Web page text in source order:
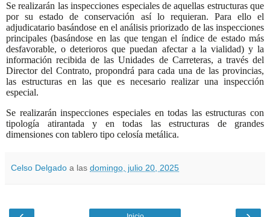
Se realizarán las inspecciones especiales de aquellas estructuras que
por su estado de conservación así lo requieran. Para ello el
adjudicatario basándose en el análisis priorizado de las inspecciones
principales (basándose en las que tengan el índice de estado más
desfavorable, o deterioros que puedan afectar a la vialidad) y la
información recibida de las Unidades de Carreteras, a través del
Director del Contrato, propondrá para cada una de las provincias,
las estructuras en las que es necesario realizar una inspección
especial.
Se realizarán inspecciones especiales en todas las estructuras con
tipología atirantada y en todas las estructuras de grandes
dimensiones con tablero tipo celosía metálica.
Celso Delgado a las domingo, julio 20, 2025